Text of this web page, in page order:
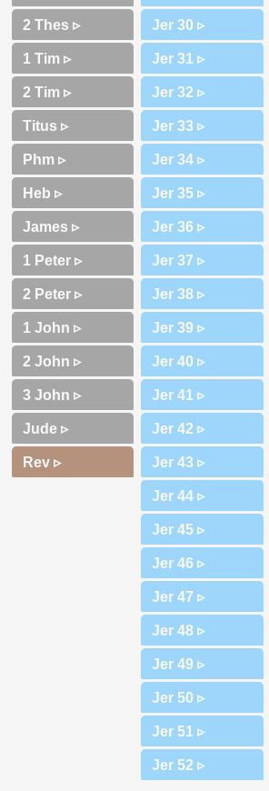
2 Thes ▹
1 Tim ▹
2 Tim ▹
Titus ▹
Phm ▹
Heb ▹
James ▹
1 Peter ▹
2 Peter ▹
1 John ▹
2 John ▹
3 John ▹
Jude ▹
Rev ▹